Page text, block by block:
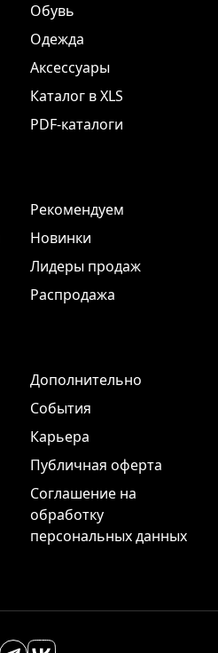
Обувь
Одежда
Аксессуары
Каталог в XLS
PDF-каталоги
Рекомендуем
Новинки
Лидеры продаж
Распродажа
Дополнительно
События
Карьера
Публичная оферта
Соглашение на
обработку
персональных данных